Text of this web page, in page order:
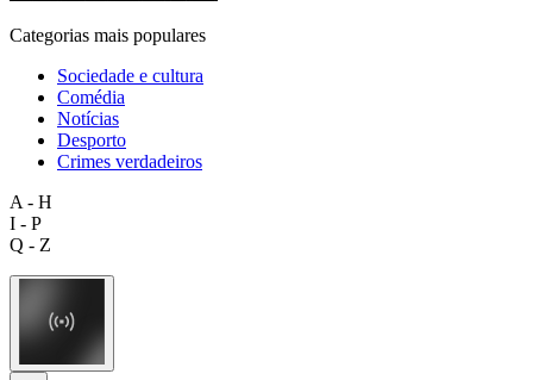
Categorias mais populares
Sociedade e cultura
Comédia
Notícias
Desporto
Crimes verdadeiros
A - H
I - P
Q - Z